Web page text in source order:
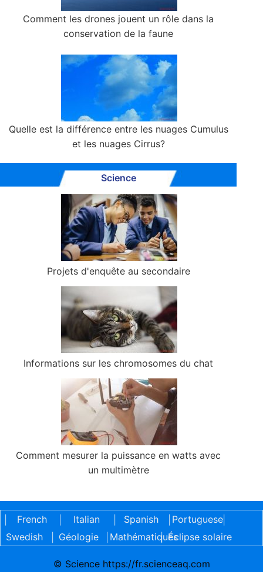
Comment les drones jouent un rôle dans la
conservation de la faune
Quelle est la différence entre les nuages ​​Cumulus
et les nuages ​​Cirrus?
Science
Projets d'enquête au secondaire
Informations sur les chromosomes du chat
Comment mesurer la puissance en watts avec
un multimètre
French Italian Spanish Portuguese|
Swedish
Géologie Mathématiques
| Éclipse solaire
© Science https://fr.scienceaq.com